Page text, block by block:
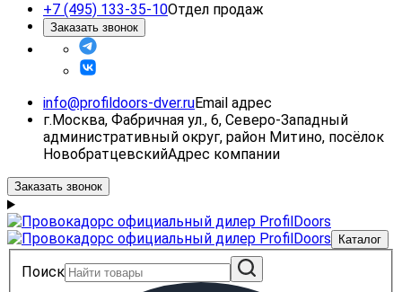
+7 (495) 133-35-10Отдел продаж
Заказать звонок
info@profildoors-dver.ruEmail адрес
г.Москва, Фабричная ул., 6, Северо-Западный
административный округ, район Митино, посёлок
НовобратцевскийАдрес компании
Заказать звонок
Каталог
Поиск